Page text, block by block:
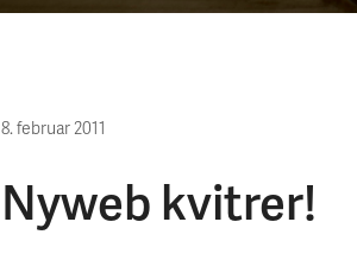
8. februar 2011
Nyweb kvitrer!